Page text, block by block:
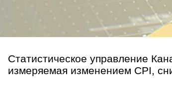
Статистическое управление
измеряемая изменением CPI,